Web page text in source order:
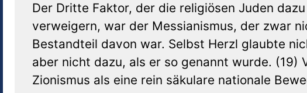
Der Dritte Faktor, der die religiösen Juden
verweigern, war der Messianismus, der zwar
Bestandteil davon war. Selbst Herzl glaubte
aber nicht dazu, als er so genannt wurde.
Zionismus als eine rein säkulare nationale